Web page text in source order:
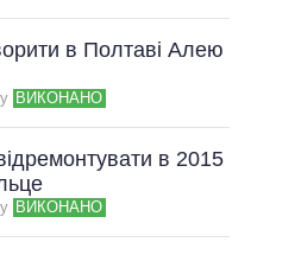
в Полтаві Алею
ВИКОНАНО
в 2015
ВИКОНАНО